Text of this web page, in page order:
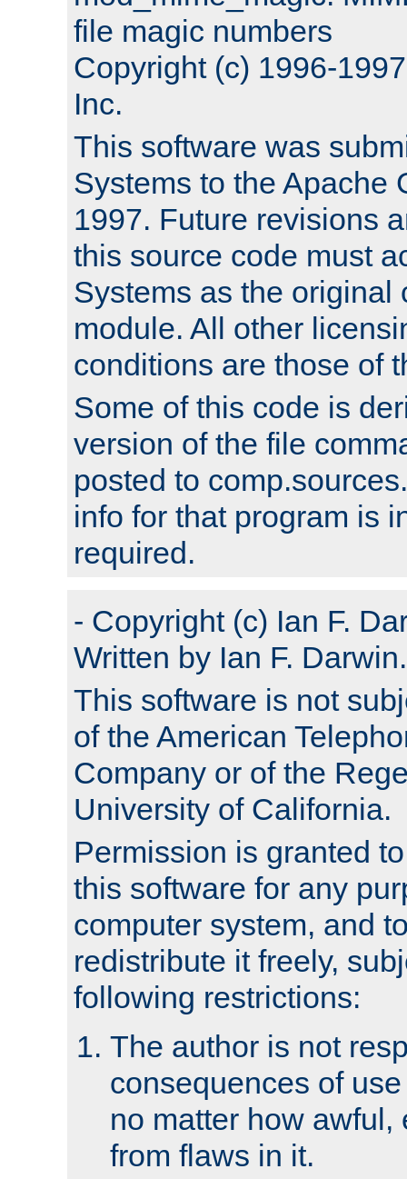
file magic numbers
Copyright (c) 1996-
Inc.
This software was
Systems to the Apache
1997. Future revisions
this source code must
Systems as the original
module. All other
conditions are those of
Some of this code is
version of the file
posted to
info for that program is
required.
- Copyright (c) Ian F.
Written by Ian F. Darwin.
This software is not
of the American
Company or of the
University of California.
Permission is granted
this software for any
computer system, and
redistribute it freely,
following restrictions:
The author is not
consequences of
no matter how awful,
from flaws in it.